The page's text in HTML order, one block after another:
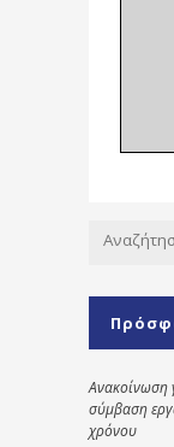
Ανακοίνωση
σύμβαση
χρόνου